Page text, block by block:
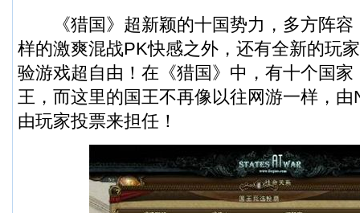
《猎国》超新颖的十国势力，多方阵容
样的激爽混战PK快感之外，还有全新的玩
验游戏超自由！在《猎国》中，有十个国
王，而这里的国王不再像以往网游一样，
由玩家投票来担任！